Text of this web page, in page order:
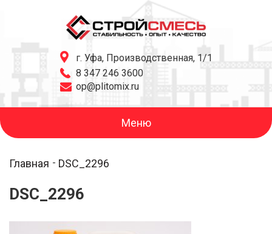
г. Уфа, Производственная, 1/1
8 347 246 3600
op@plitomix.ru
Меню
Главная DSC_2296
DSC_2296